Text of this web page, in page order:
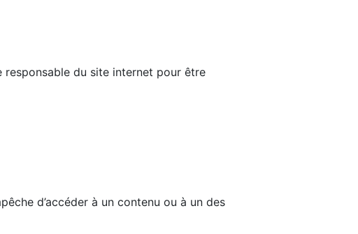
responsable du site internet pour être
d’accéder à un contenu ou à un des